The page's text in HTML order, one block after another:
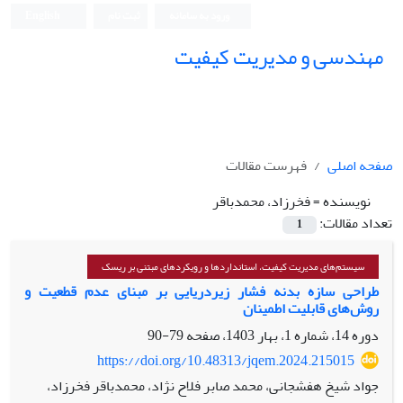
مهندسی و مدیریت کیفیت
صفحه اصلی
فهرست مقالات
نویسنده =فخرزاد، محمدباقر
تعداد مقالات:
1
سیستم‌های مدیریت کیفیت، استانداردها و رویکردهای مبتنی بر ریسک
طراحی سازه بدنه فشار زیردریایی بر مبنای عدم قطعیت و
روش‌های قابلیت اطمینان
دوره 14، شماره 1، بهار 1403، صفحه
79-90
https://doi.org/10.48313/jqem.2024.215015
جواد شیخ هفشجانی، محمد صابر فلاح نژاد، محمدباقر فخرزاد،